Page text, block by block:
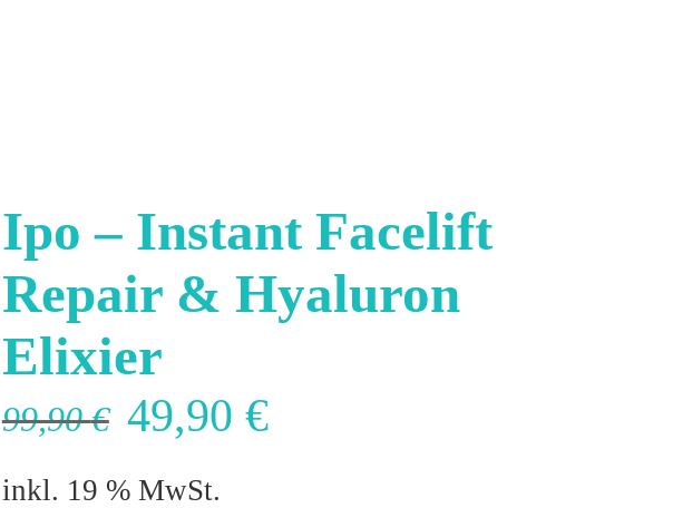
Ipo – Instant Facelift
Repair & Hyaluron
Elixier
99,90€ Ursprünglicher
Preis
49,90 €Aktueller
inkl. 19 % MwSt.